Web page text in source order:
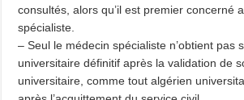
consultés, alors qu’il est premier concerné
spécialiste.
– Seul le médecin spécialiste n’obtient pas
universitaire définitif après la validation de
universitaire, comme tout algérien